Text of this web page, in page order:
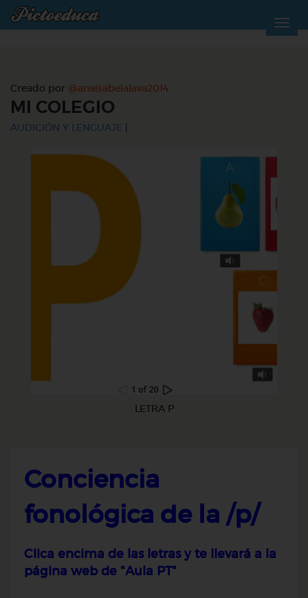
Creado por @anaisabelalava2014
MI COLEGIO
AUDICIÓN Y LENGUAJE
LETRA P
Conciencia
fonológica de la /p/
C lica encima de las letras y te llevará a la
página web de "Aula PT"